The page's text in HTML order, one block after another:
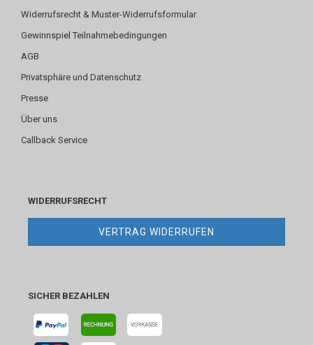
Widerrufsrecht & Muster-Widerrufsformular
Gewinnspiel Teilnahmebedingungen
AGB
Privatsphäre und Datenschutz
Presse
Über uns
Callback Service
WIDERRUFSRECHT
VERTRAG WIDERRUFEN
SICHER BEZAHLEN